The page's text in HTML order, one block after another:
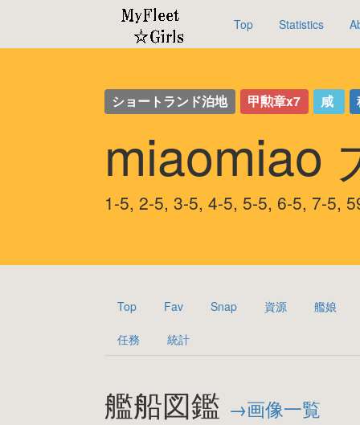
Top Statistics
ショートランド泊地 甲勲章x7 咸
miaomiao
1-5, 2-5, 3-5, 4-5, 5-5, 6-5, 7-5,
Top Fav Snap 資源 艦娘
任務 統計
艦船図鑑 →画像一覧